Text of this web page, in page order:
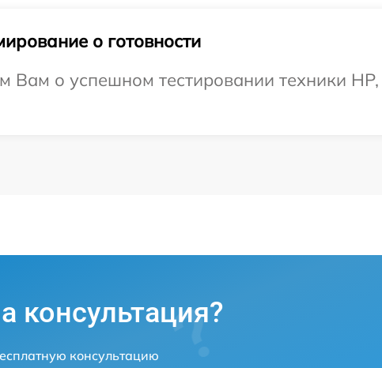
о готовности
о успешном тестировании техники
консультация?
консультацию